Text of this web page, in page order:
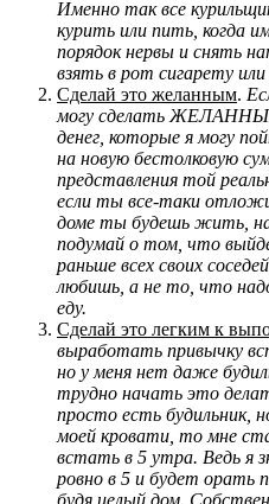
Именно так все
курить или пить, когда
порядок нервы и снять
взять в рот сигарету
Сделай это желанным.
могу сделать
денег, которые я могу
на новую бестолковую
представления той
если ты все-таки
доме ты будешь жить, на
подумай о том, что
раньше всех своих
любишь, а не то, что
еду.
Сделай это легким к
выработать привычку
но у меня нет даже
трудно начать это
просто есть будильник,
моей кровати, то мне
встать в 5 утра. Ведь я
ровно в 5 и будет орать
будя целый дом.